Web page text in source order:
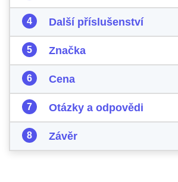
Další příslušenství
Značka
Cena
Otázky a odpovědi
Závěr